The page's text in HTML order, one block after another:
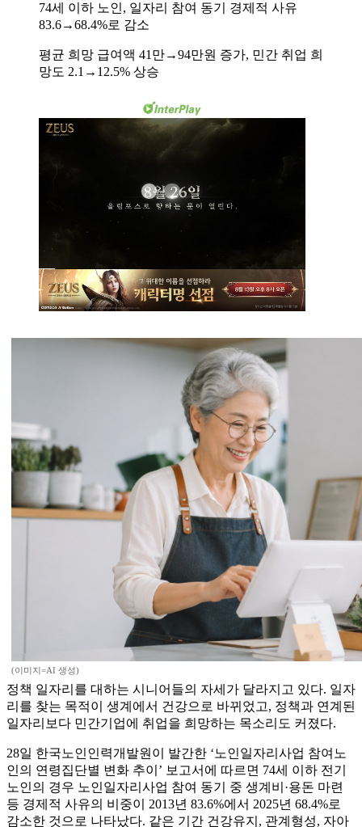
74세 이하 노인, 일자리 참여 동기 경제적 사유
83.6→68.4%로 감소
평균 희망 급여액 41만→94만원 증가, 민간 취업 희
망도 2.1→12.5% 상승
(이미지=AI 생성)
정책 일자리를 대하는 시니어들의 자세가 달라지고 있다. 일자
리를 찾는 목적이 생계에서 건강으로 바뀌었고, 정책과 연계된
일자리보다 민간기업에 취업을 희망하는 목소리도 커졌다.
28일 한국노인인력개발원이 발간한 ‘노인일자리사업 참여노
인의 연령집단별 변화 추이’ 보고서에 따르면 74세 이하 전기
노인의 경우 노인일자리사업 참여 동기 중 생계비·용돈 마련
등 경제적 사유의 비중이 2013년 83.6%에서 2025년 68.4%로
감소한 것으로 나타났다. 같은 기간 건강유지, 관계형성, 자아